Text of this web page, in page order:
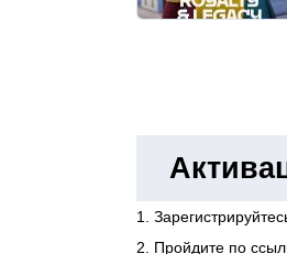
1.
2. Пройдите по